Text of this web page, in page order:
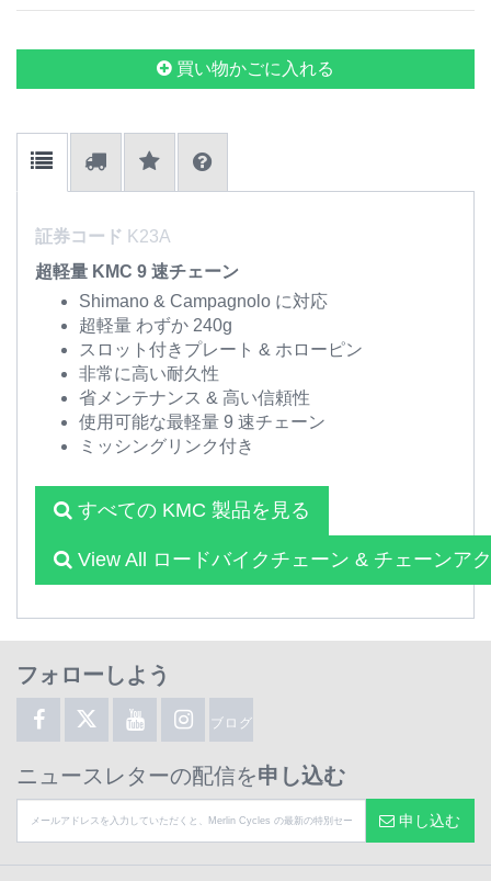
買い物かごに入れる
証券コード K23A
超軽量 KMC 9 速チェーン
Shimano & Campagnolo に対応
超軽量 わずか 240g
スロット付きプレート & ホローピン
非常に高い耐久性
省メンテナンス & 高い信頼性
使用可能な最軽量 9 速チェーン
ミッシングリンク付き
すべての KMC 製品を見る
View All ロードバイクチェーン & チェーンア
フォローしよう
ブログ
ニュースレターの配信を申し込む
申し込む